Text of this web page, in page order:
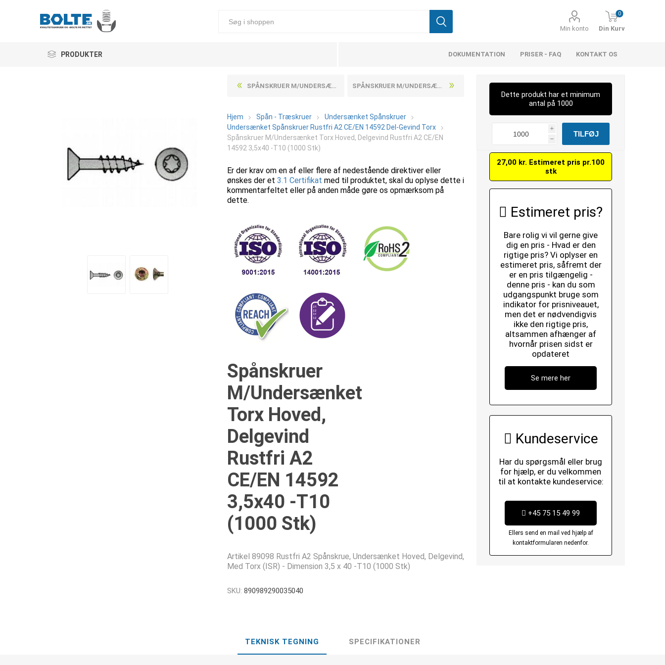
Min konto
0
Din Kurv
PRODUKTER DOKUMENTATION PRISER - FAQ KONTAKT OS
SPÅNSKRUER M/UNDERSÆNKET TORX HOVED, DELGEVIND RUSTFRI A2 CE/EN 14592 3,5X35 -T10 (200 STK) SPÅNSKRUER M/UNDERSÆNKET TORX HOVED, DELGEVIND RUSTFRI A2 CE/EN 14592 3,5X40 -T10 (200 STK)
Hjem Spån - Træskruer
Undersænket Spånskruer
Undersænket Spånskruer Rustfri A2 CE/EN 14592 Del-Gevind Torx
Spånskruer M/Undersænket Torx Hoved, Delgevind Rustfri A2 CE/EN
14592 3,5x40 -T10 (1000 Stk)
Er der krav om en af eller flere af nedestående direktiver eller
ønskes der et3.1 Certifikat med til produktet, skal du oplyse dette i
kommentarfeltet eller på anden måde gøre os opmærksom på
dette.
Spånskruer
M/Undersænket
Torx Hoved,
Delgevind
Rustfri A2
CE/EN 14592
3,5x40 -T10
(1000 Stk)
Artikel 89098 Rustfri A2 Spånskrue, Undersænket Hoved, Delgevind,
Med Torx (ISR) - Dimension 3,5 x 40 -T10 (1000 Stk)
SKU: 890989290035040
Dette produkt har et minimum
antal på 1000
i
h
27,00 kr. Estimeret pris pr.100
stk
Estimeret pris?
Bare rolig vi vil gerne give
dig en pris - Hvad er den
rigtige pris? Vi oplyser en
estimeret pris, såfremt der
er en pris tilgængelig -
denne pris - kan du som
udgangspunkt bruge som
indikator for prisniveauet,
men det er nødvendigvis
ikke den rigtige pris,
altsammen afhænger af
hvornår prisen sidst er
opdateret
Se mere her
Kundeservice
Har du spørgsmål eller brug
for hjælp, er du velkommen
til at kontakte kundeservice:
+45 75 15 49 99
Ellers send en mail ved hjælp af
kontaktformularen nedenfor.
TEKNISK TEGNING SPECIFIKATIONER